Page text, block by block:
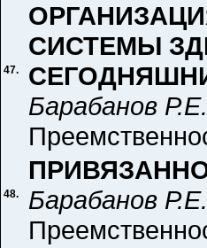
47.
СИСТЕМЫ
Барабанов
48.
Барабанов